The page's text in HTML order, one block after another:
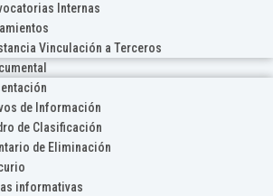
Internas
Vinculación a Terceros
de Información
de Clasificación
de Eliminación
informativas